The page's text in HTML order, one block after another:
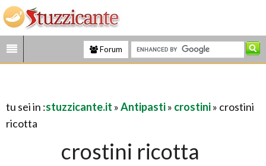
Forum
tu sei in :stuzzicante.it »Antipasti» crostini» crostini
ricotta
crostini ricotta